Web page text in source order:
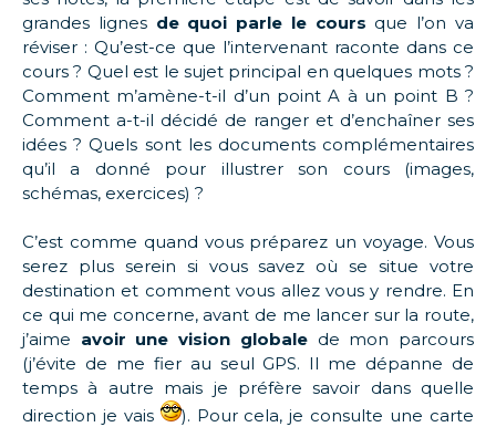
grandes lignes de quoi parle le cours que l’on va
réviser : Qu’est-ce que l’intervenant raconte dans ce
cours ? Quel est le sujet principal en quelques mots ?
Comment m’amène-t-il d’un point A à un point B ?
Comment a-t-il décidé de ranger et d’enchaîner ses
idées ? Quels sont les documents complémentaires
qu’il a donné pour illustrer son cours (images,
schémas, exercices) ?
C’est comme quand vous préparez un voyage. Vous
serez plus serein si vous savez où se situe votre
destination et comment vous allez vous y rendre. En
ce qui me concerne, avant de me lancer sur la route,
j’aime avoir une vision globalede mon parcours
(j’évite de me fier au seul GPS. Il me dépanne de
temps à autre mais je préfère savoir dans quelle
direction je vais
). Pour cela, je consulte une carte